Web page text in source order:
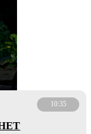
10:35